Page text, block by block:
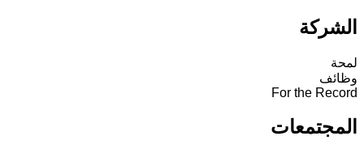
الشركة
لمحة
وظائف
For the Record
المجتمعات